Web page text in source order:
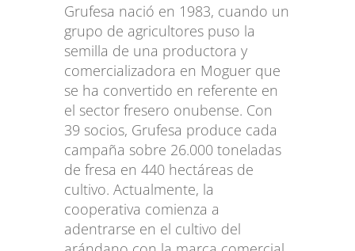
Grufesa nació en 1983, cuando un
grupo de agricultores puso la
semilla de una productora y
comercializadora en Moguer que
se ha convertido en referente en
el sector fresero onubense. Con
39 socios, Grufesa produce cada
campaña sobre 26.000 toneladas
de fresa en 440 hectáreas de
cultivo. Actualmente, la
cooperativa comienza a
adentrarse en el cultivo del